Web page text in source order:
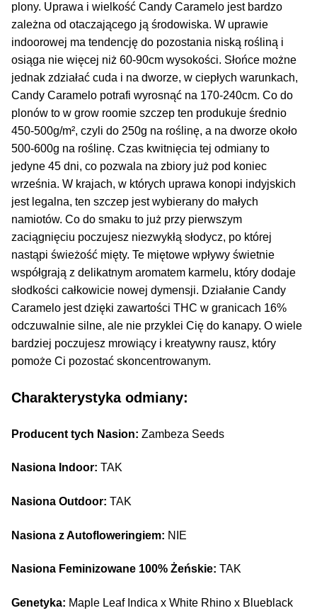
Informacje
Rozwiń
Blog
Rozwiń
menu
GRATIS
PROMOCJA 500 Plus
Harmonogram Outdoor
Formy i Koszt Wysyłki
Odbiór Osobisty
Kontakt
plony. Uprawa i wielkość Candy Caramelo jest bardzo
zależna od otaczającego ją środowiska. W uprawie
indoorowej ma tendencję do pozostania niską rośliną i
osiąga nie więcej niż 60-90cm wysokości. Słońce możne
jednak zdziałać cuda i na dworze, w ciepłych warunkach,
Candy Caramelo potrafi wyrosnąć na 170-240cm. Co do
plonów to w grow roomie szczep ten produkuje średnio
450-500g/m², czyli do 250g na roślinę, a na dworze około
500-600g na roślinę. Czas kwitnięcia tej odmiany to
jedyne 45 dni, co pozwala na zbiory już pod koniec
września. W krajach, w których uprawa konopi indyjskich
jest legalna, ten szczep jest wybierany do małych
namiotów. Co do smaku to już przy pierwszym
zaciągnięciu poczujesz niezwykłą słodycz, po której
nastąpi świeżość mięty. Te miętowe wpływy świetnie
współgrają z delikatnym aromatem karmelu, który dodaje
słodkości całkowicie nowej dymensji. Działanie Candy
Caramelo jest dzięki zawartości THC w granicach 16%
odczuwalnie silne, ale nie przyklei Cię do kanapy. O wiele
bardziej poczujesz mrowiący i kreatywny rausz, który
pomoże Ci pozostać skoncentrowanym.
Charakterystyka odmiany:
Producent tych Nasion: Zambeza Seeds
Nasiona Indoor: TAK
Nasiona Outdoor: TAK
Nasiona z Autofloweringiem: NIE
Nasiona Feminizowane 100% Żeńskie: TAK
Genetyka: Maple Leaf Indica x White Rhino x Blueblack